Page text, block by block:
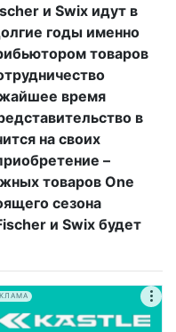
и Swix идут в
годы именно
товаров
время
в
на своих
–
товаров One
сезона
и Swix будет